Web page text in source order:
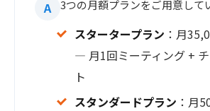
3つの月額プランをご用意して
スタータープラン ：月
— 月1回ミーティング +
ト
スタンダードプラン ：月